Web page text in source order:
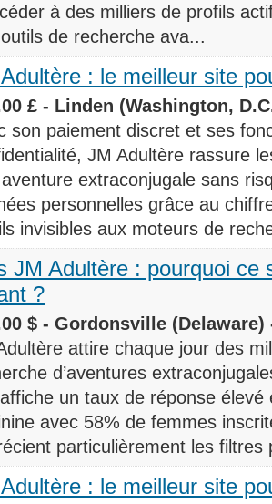
à des milliers de profils
de recherche ava...
: le meilleur site
£ - Linden (Washington,
son paiement discret et ses
JM Adultère rassure
extraconjugale sans
personnelles grâce au
invisibles aux moteurs de
JM Adultère : pourquoi ce
?
$ - Gordonsville (Delaware)
attire chaque jour des
d’aventures
un taux de réponse
avec 58% de femmes
particulièrement les filtres
: le meilleur site